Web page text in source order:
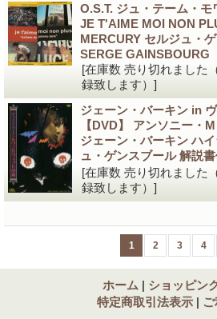
O.S.T. ジュ・テーム・
JE T'AIME MOI NON
MERCURY セルジュ・
SERGE GAINSBOURG
[在庫数 売り切れました
録致します）]
ジェーン・バーキン in
【DVD】 アンソニー・
ジェーン・バーキン ハ
ュ・ゲンスブール 解説
[在庫数 売り切れました
録致します）]
1 2 3 4
ホーム | ショッピン
特定商取引法表示 |